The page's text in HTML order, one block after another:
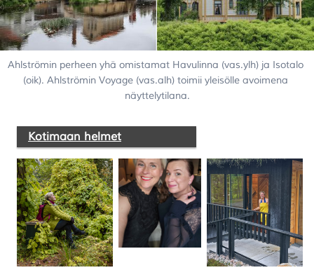
Ahlströmin perheen yhä omistamat Havulinna (vas.ylh) ja Isotalo
(oik). Ahlströmin Voyage (vas.alh) toimii yleisölle avoimena
näyttelytilana.
Kotimaan helmet